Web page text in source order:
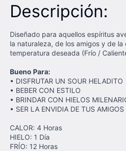
Descripción:
Diseñado para aquellos espíritus
la naturaleza, de los amigos y de
temperatura deseada (Frío /
Bueno Para:
• DISFRUTAR UN SOUR HELADITO
• BEBER CON ESTILO
• BRINDAR CON HIELOS
• SER LA ENVIDIA DE TUS AMIGOS
CALOR: 4 Horas
HIELO: 1 Día
FRÍO: 12 Horas